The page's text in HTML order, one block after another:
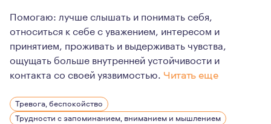
Помогаю: лучше слышать и понимать себя,
относиться к себе с уважением, интересом и
принятием, проживать и выдерживать чувства,
ощущать больше внутренней устойчивости и
контакта со своей уязвимостью. Читать еще
Первоначально, еще получая высшее
Немного позже и крепко меня потянуло в глубинную
Тревога, беспокойство
Трудности с запоминанием, вниманием и мышлением